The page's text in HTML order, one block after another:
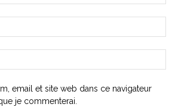
email et site web dans ce navigateur
je commenterai.